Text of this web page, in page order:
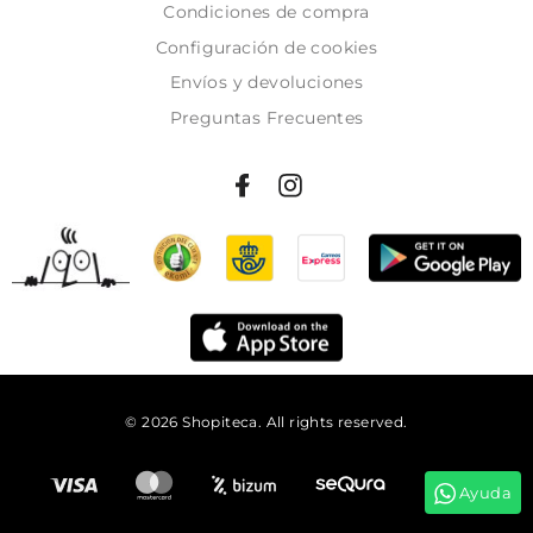
martes!
Condiciones de compra
Configuración de cookies
Envíos y devoluciones
Preguntas Frecuentes
© 2026 Shopiteca. All rights reserved.
Ayuda